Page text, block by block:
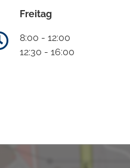
Freitag
8:00 - 12:00
12:30 - 16:00